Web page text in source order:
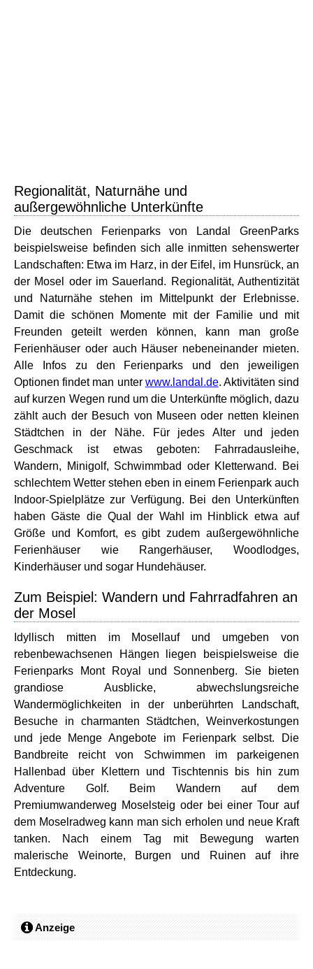
Regionalität, Naturnähe und
außergewöhnliche Unterkünfte
Die deutschen Ferienparks von Landal GreenParks
beispielsweise befinden sich alle inmitten sehenswerter
Landschaften: Etwa im Harz, in der Eifel, im Hunsrück, an
der Mosel oder im Sauerland. Regionalität, Authentizität
und Naturnähe stehen im Mittelpunkt der Erlebnisse.
Damit die schönen Momente mit der Familie und mit
Freunden geteilt werden können, kann man große
Ferienhäuser oder auch Häuser nebeneinander mieten.
Alle Infos zu den Ferienparks und den jeweiligen
Optionen findet man unter www.landal.de. Aktivitäten sind
auf kurzen Wegen rund um die Unterkünfte möglich, dazu
zählt auch der Besuch von Museen oder netten kleinen
Städtchen in der Nähe. Für jedes Alter und jeden
Geschmack ist etwas geboten: Fahrradausleihe,
Wandern, Minigolf, Schwimmbad oder Kletterwand. Bei
schlechtem Wetter stehen eben in einem Ferienpark auch
Indoor-Spielplätze zur Verfügung. Bei den Unterkünften
haben Gäste die Qual der Wahl im Hinblick etwa auf
Größe und Komfort, es gibt zudem außergewöhnliche
Ferienhäuser wie Rangerhäuser, Woodlodges,
Kinderhäuser und sogar Hundehäuser.
Zum Beispiel: Wandern und Fahrradfahren an
der Mosel
Idyllisch mitten im Mosellauf und umgeben von
rebenbewachsenen Hängen liegen beispielsweise die
Ferienparks Mont Royal und Sonnenberg. Sie bieten
grandiose Ausblicke, abwechslungsreiche
Wandermöglichkeiten in der unberührten Landschaft,
Besuche in charmanten Städtchen, Weinverkostungen
und jede Menge Angebote im Ferienpark selbst. Die
Bandbreite reicht von Schwimmen im parkeigenen
Hallenbad über Klettern und Tischtennis bis hin zum
Adventure Golf. Beim Wandern auf dem
Premiumwanderweg Moselsteig oder bei einer Tour auf
dem Moselradweg kann man sich erholen und neue Kraft
tanken. Nach einem Tag mit Bewegung warten
malerische Weinorte, Burgen und Ruinen auf ihre
Entdeckung.
Anzeige